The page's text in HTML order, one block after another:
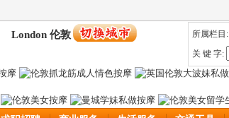
London 伦敦
所属栏目:
关 键 字: